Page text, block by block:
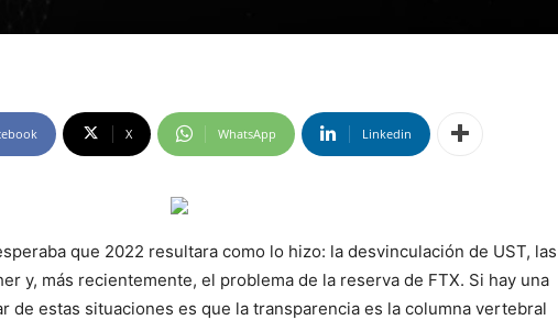
X WhatsApp Linkedin
que 2022 resultara como lo hizo: la desvinculación de UST, las
y, más recientemente, el problema de la reserva de FTX. Si hay una
de estas situaciones es que la transparencia es la columna vertebral